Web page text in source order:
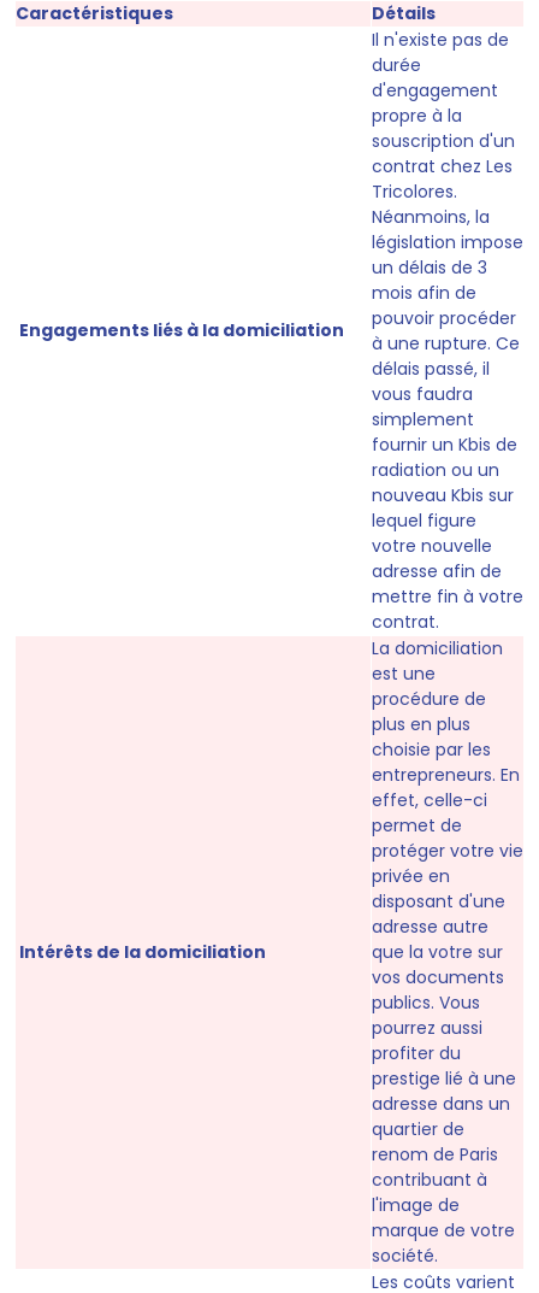
Caractéristiques Détails
Engagements liés à la domiciliation
Il n'existe pas de
durée
d'engagement
propre à la
souscription d'un
contrat chez Les
Tricolores.
Néanmoins, la
législation impose
un délais de 3
mois afin de
pouvoir procéder
à une rupture. Ce
délais passé, il
vous faudra
simplement
fournir un Kbis de
radiation ou un
nouveau Kbis sur
lequel figure
votre nouvelle
adresse afin de
mettre fin à votre
contrat.
Intérêts de la domiciliation
La domiciliation
est une
procédure de
plus en plus
choisie par les
entrepreneurs. En
effet, celle-ci
permet de
protéger votre vie
privée en
disposant d'une
adresse autre
que la votre sur
vos documents
publics. Vous
pourrez aussi
profiter du
prestige lié à une
adresse dans un
quartier de
renom de Paris
contribuant à
l'image de
marque de votre
société.
Les coûts varient